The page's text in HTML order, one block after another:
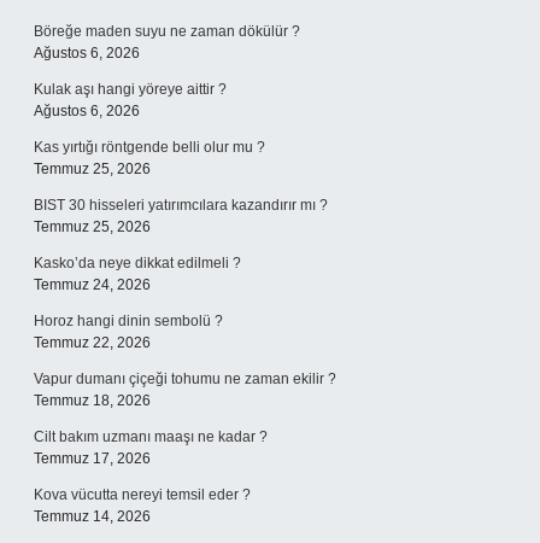
Böreğe maden suyu ne zaman dökülür ?
Ağustos 6, 2026
Kulak aşı hangi yöreye aittir ?
Ağustos 6, 2026
Kas yırtığı röntgende belli olur mu ?
Temmuz 25, 2026
BIST 30 hisseleri yatırımcılara kazandırır mı ?
Temmuz 25, 2026
Kasko’da neye dikkat edilmeli ?
Temmuz 24, 2026
Horoz hangi dinin sembolü ?
Temmuz 22, 2026
Vapur dumanı çiçeği tohumu ne zaman ekilir ?
Temmuz 18, 2026
Cilt bakım uzmanı maaşı ne kadar ?
Temmuz 17, 2026
Kova vücutta nereyi temsil eder ?
Temmuz 14, 2026